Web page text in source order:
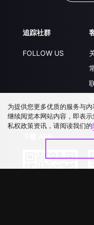
追踪社群
FOLLOW US
为提供您更多优质的服务与
继续阅览本网站内容，即表
私权政策资讯，请阅读我们的